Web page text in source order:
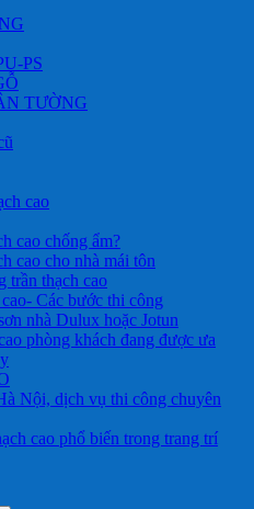
PS
TƯỜNG
cao
cao chống ẩm?
cao cho nhà mái tôn
trần thạch cao
Các bước thi công
nhà Dulux hoặc Jotun
phòng khách đang được ưa
Nội, dịch vụ thi công chuyên
cao phổ biến trong trang trí